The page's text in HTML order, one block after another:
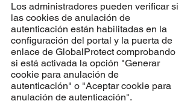
Los administradores pueden verificar si
las cookies de anulación de
autenticación están habilitadas en la
configuración del portal y la puerta de
enlace de GlobalProtect comprobando
si está activada la opción "Generar
cookie para anulación de
autenticación" o "Aceptar cookie para
anulación de autenticación".